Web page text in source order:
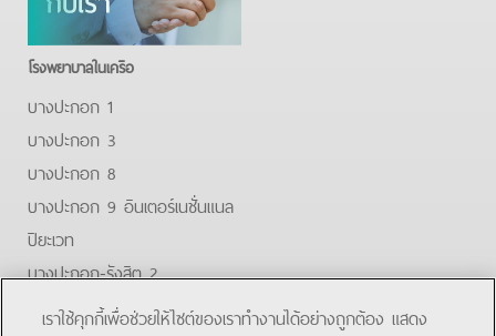
โรงพยาบาลในเครือ
บางปะกอก 1
บางปะกอก 3
บางปะกอก 8
บางปะกอก 9 อินเตอร์เนชั่นแนล
ปิยะเวท
บางปะกอก-รังสิต 2
บางปะกอกสมุทรปราการ
เราใช้คุกกี้เพื่อช่วยให้ไซต์ของเราทำงานได้อย่างถูกต้อง แสดง